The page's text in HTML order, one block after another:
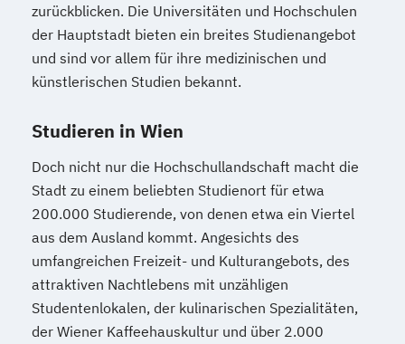
Communication English/French
Referent*in Wirtschaftsrecht
Regelungstechnik Salesmanager*in
Schulbegleiter*in Senior Manager*in
Spanisch Sprachkurs A2
Spanisch Sprachkurs B1
Spanisch Sprachkurs B2
Spanisch Sprachkurs C1
Spanisch Sprachkurs C2
Spezialist*in Automatisierungstechnik
Spezialist*in Big Data
Spezialist*in CAD Konstruktion und
zurückblicken. Die Universitäten und Hochschulen
der Hauptstadt bieten ein breites Studienangebot
und sind vor allem für ihre medizinischen und
künstlerischen Studien bekannt.
Studieren in Wien
Doch nicht nur die Hochschullandschaft macht die
Stadt zu einem beliebten Studienort für etwa
200.000 Studierende, von denen etwa ein Viertel
aus dem Ausland kommt. Angesichts des
umfangreichen Freizeit- und Kulturangebots, des
attraktiven Nachtlebens mit unzähligen
Studentenlokalen, der kulinarischen Spezialitäten,
der Wiener Kaffeehauskultur und über 2.000